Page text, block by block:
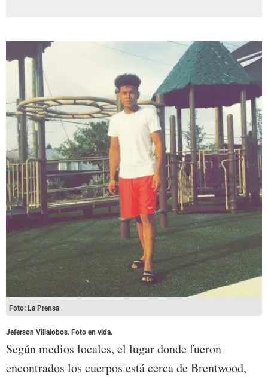
Foto: La Prensa
Jeferson Villalobos. Foto en vida.
Según medios locales, el lugar donde fueron
encontrados los cuerpos está cerca de Brentwood,